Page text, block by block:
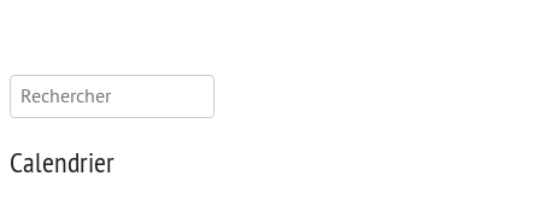
Rechercher :
Calendrier